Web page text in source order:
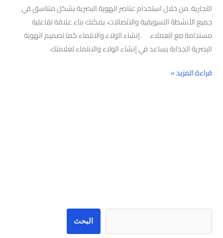
التجارية. من خلال استخدام عناصر الهوية البصرية بشكل متناسق في
جميع الأنشطة التسويقية والاتصالات، يمكنك بناء علاقة تفاعلية
مستدامة مع العملاء. .إنشاء الولاء والانتماء كما تصميم الهوية
البصرية الجذابة يساعد في إنشاء الولاء والانتماء لعلامتك
قراءة المزيد »
البحث